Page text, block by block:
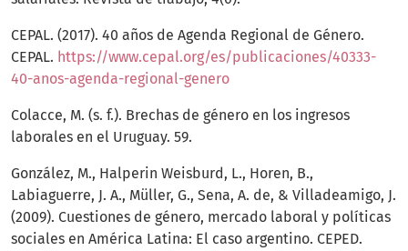
CEPAL. (2017). 40 años de Agenda Regional de Género.
CEPAL. https://www.cepal.org/es/publicaciones/40333-
40-anos-agenda-regional-genero
Colacce, M. (s. f.). Brechas de género en los ingresos
laborales en el Uruguay. 59.
González, M., Halperin Weisburd, L., Horen, B.,
Labiaguerre, J. A., Müller, G., Sena, A. de, & Villadeamigo, J.
(2009). Cuestiones de género, mercado laboral y políticas
sociales en América Latina: El caso argentino. CEPED.